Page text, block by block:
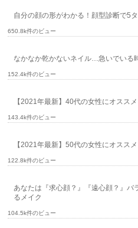
自分の顔の形がわかる！顔型診断で5
650.8k件のビュー
なかなか乾かないネイル…急いでいる
152.4k件のビュー
【2021年最新】40代の女性にオスス
143.4k件のビュー
【2021年最新】50代の女性にオスス
122.8k件のビュー
あなたは『求心顔？』『遠心顔？』バ
るメイク
104.5k件のビュー